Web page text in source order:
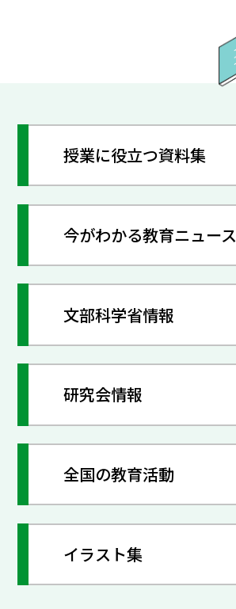
授業に役立つ資料集
今がわかる教育ニュース
文部科学省情報
研究会情報
全国の教育活動
イラスト集